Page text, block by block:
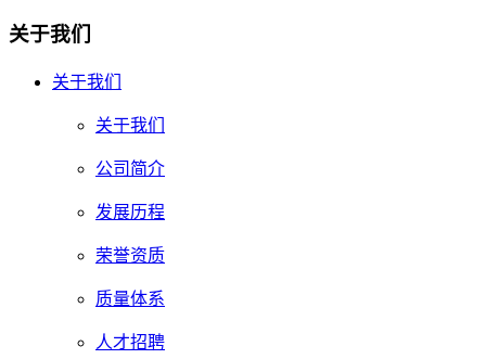
关于我们
关于我们
关于我们
公司简介
发展历程
荣誉资质
质量体系
人才招聘